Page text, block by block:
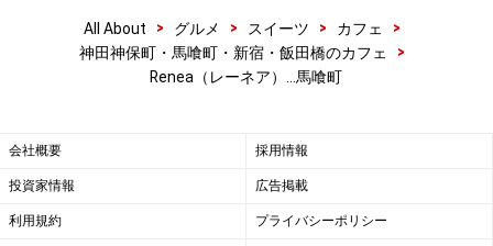
All About > グルメ > スイーツ > カフェ
>
神田神保町・馬喰町・新宿・飯田橋のカフェ
>
Renea（レーネア）…馬喰町
会社概要 採用情報
投資家情報 広告掲載
利用規約 プライバシーポリシー